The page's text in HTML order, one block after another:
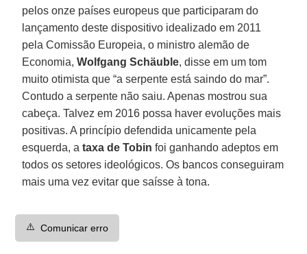
pelos onze países europeus que participaram do
lançamento deste dispositivo idealizado em 2011
pela Comissão Europeia, o ministro alemão de
Economia,Wolfgang Schäuble, disse em um tom
muito otimista que “a serpente está saindo do mar”.
Contudo a serpente não saiu. Apenas mostrou sua
cabeça. Talvez em 2016 possa haver evoluções mais
positivas. A princípio defendida unicamente pela
esquerda, a taxa de Tobin foi ganhando adeptos em
todos os setores ideológicos. Os bancos conseguiram
mais uma vez evitar que saísse à tona.
⚠️ Comunicar erro